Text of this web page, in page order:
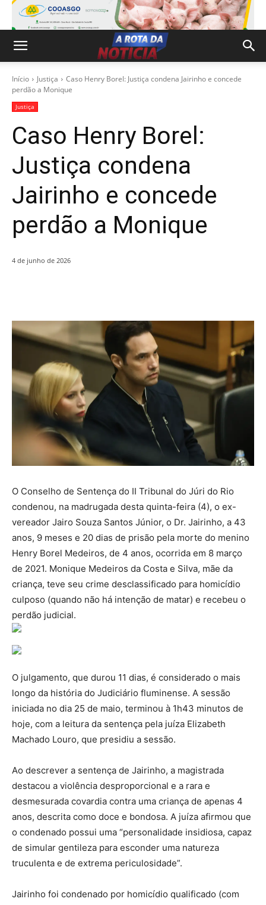
Início Justiça
Caso Henry Borel: Justiça condena Jairinho e concede
perdão a Monique
Justiça
Caso Henry Borel:
Justiça condena
Jairinho e concede
perdão a Monique
4 de junho de 2026
O Conselho de Sentença do II Tribunal do Júri do Rio
condenou, na madrugada desta quinta-feira (4), o ex-
vereador Jairo Souza Santos Júnior, o Dr. Jairinho, a 43
anos, 9 meses e 20 dias de prisão pela morte do menino
Henry Borel Medeiros, de 4 anos, ocorrida em 8 março
de 2021. Monique Medeiros da Costa e Silva, mãe da
criança, teve seu crime desclassificado para homicídio
culposo (quando não há intenção de matar) e recebeu o
perdão judicial.
O julgamento, que durou 11 dias, é considerado o mais
longo da história do Judiciário fluminense. A sessão
iniciada no dia 25 de maio, terminou à 1h43 minutos de
hoje, com a leitura da sentença pela juíza Elizabeth
Machado Louro, que presidiu a sessão.
Ao descrever a sentença de Jairinho, a magistrada
destacou a violência desproporcional e a rara e
desmesurada covardia contra uma criança de apenas 4
anos, descrita como doce e bondosa. A juíza afirmou que
o condenado possui uma “personalidade insidiosa, capaz
de simular gentileza para esconder uma natureza
truculenta e de extrema periculosidade”.
Jairinho foi condenado por homicídio qualificado (com